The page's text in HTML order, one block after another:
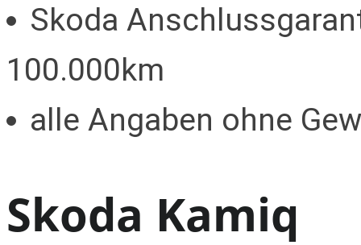
Skoda
100.000km
alle Angaben ohne
Skoda Kamiq